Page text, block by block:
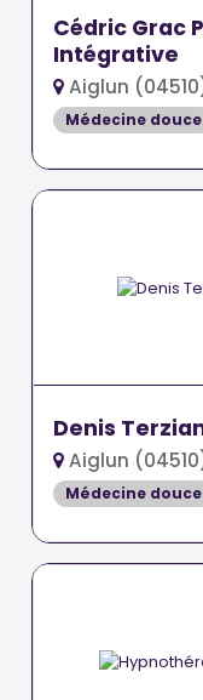
Cédric Grac
Intégrative
Aiglun
Médecine douce
Denis
Aiglun
Médecine douce